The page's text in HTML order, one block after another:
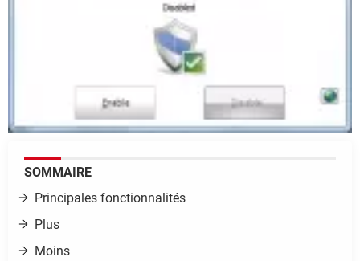
SOMMAIRE
Principales fonctionnalités
Plus
Moins